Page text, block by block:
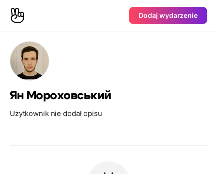
Dodaj wydarzenie
Ян Мороховський
Użytkownik nie dodał opisu